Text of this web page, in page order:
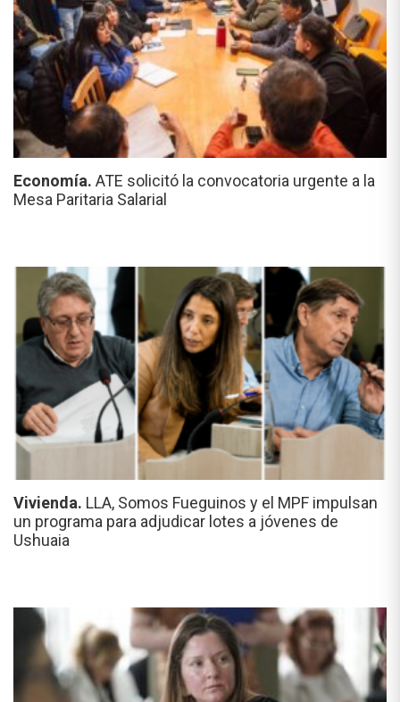
Economía. ATE solicitó la convocatoria urgente a la
Mesa Paritaria Salarial
Vivienda. LLA, Somos Fueguinos y el MPF impulsan
un programa para adjudicar lotes a jóvenes de
Ushuaia